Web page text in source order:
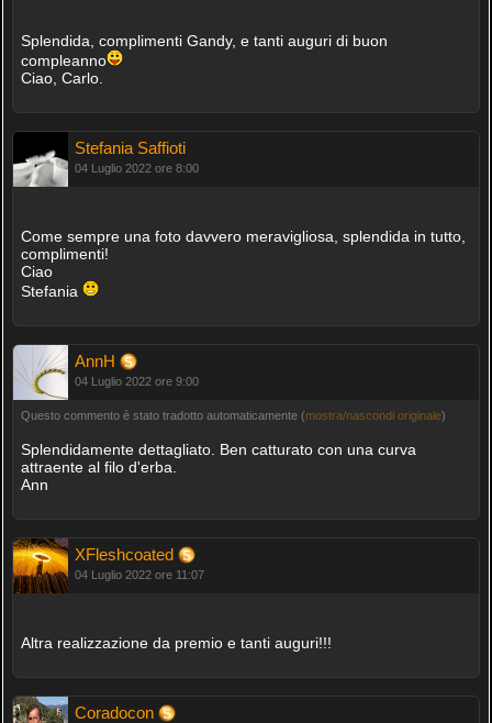
Splendida, complimenti Gandy, e tanti auguri di buon
compleanno
Ciao, Carlo.
Stefania Saffioti
04 Luglio 2022 ore 8:00
Come sempre una foto davvero meravigliosa, splendida in tutto,
complimenti!
Ciao
Stefania
AnnH
04 Luglio 2022 ore 9:00
Questo commento è stato tradotto automaticamente (mostra/nascondi originale)
Splendidamente dettagliato. Ben catturato con una curva
attraente al filo d'erba.
Ann
XFleshcoated
04 Luglio 2022 ore 11:07
Altra realizzazione da premio e tanti auguri!!!
Coradocon